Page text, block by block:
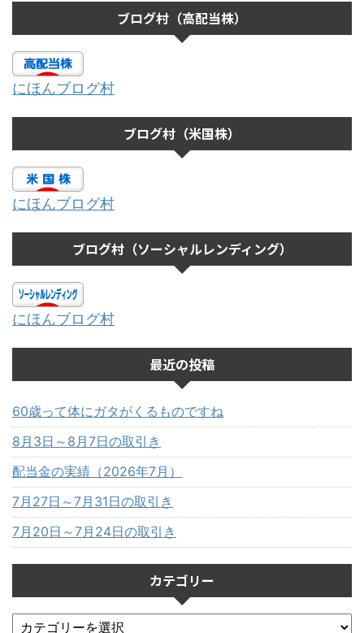
ブログ村（高配当株）
にほんブログ村
ブログ村（米国株）
にほんブログ村
ブログ村（ソーシャルレンディング）
にほんブログ村
最近の投稿
60歳って体にガタがくるものですね
8月3日～8月7日の取引き
配当金の実績（2026年7月）
7月27日～7月31日の取引き
7月20日～7月24日の取引き
カテゴリー